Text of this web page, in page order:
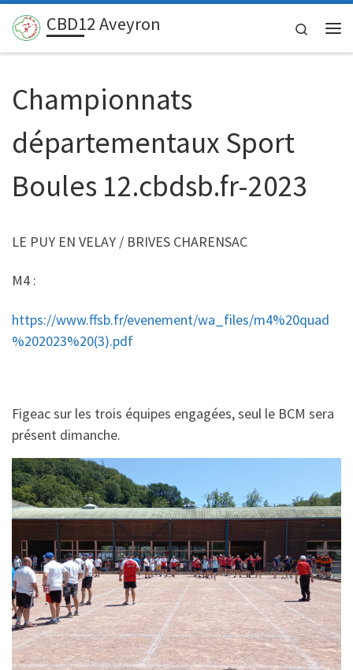
Passer au contenu
CBD12 Aveyron
Search
Championnats
départementaux Sport
Boules 12.cbdsb.fr-2023
LE PUY EN VELAY / BRIVES CHARENSAC
M4 :
https://www.ffsb.fr/evenement/wa_files/m4%20quad
%202023%20(3).pdf
Figeac sur les trois équipes engagées, seul le BCM sera
présent dimanche.